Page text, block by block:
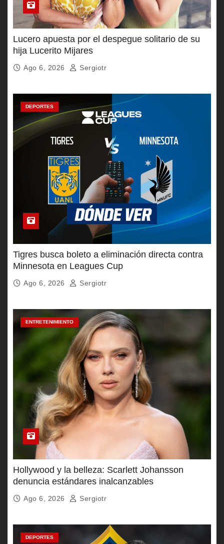
Lucero apuesta por el despegue solitario de su
hija Lucerito Mijares
Ago 6, 2026 Sergiotr
DEPORTES
Tigres busca boleto a eliminación directa contra
Minnesota en Leagues Cup
Ago 6, 2026 Sergiotr
ENTRETENIMIENTO
Hollywood y la belleza: Scarlett Johansson
denuncia estándares inalcanzables
Ago 6, 2026 Sergiotr
DEPORTES